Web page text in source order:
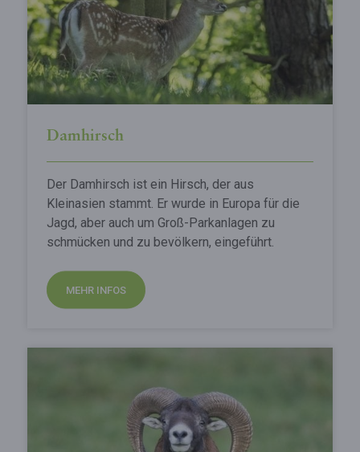
Damhirsch
Der Damhirsch ist ein Hirsch, der aus
Kleinasien stammt. Er wurde in Europa für die
Jagd, aber auch um Groß-Parkanlagen zu
schmücken und zu bevölkern, eingeführt.
MEHR INFOS